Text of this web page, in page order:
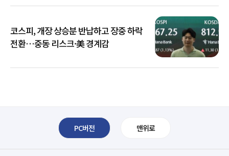
코스피, 개장 상승분 반납하고 장중 하락
전환…중동 리스크·美 경계감
PC버전 맨위로